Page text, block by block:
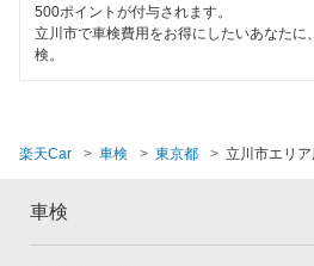
羽村市
120分以内の車検
1日車検
整備保証
1級整備士在籍
ミタニ車検
500ポイントが付与されます。
立川市で車検費用をお得にしたいあなたに
検。
楽天Car 車検 東京都 立川市エリ
車検